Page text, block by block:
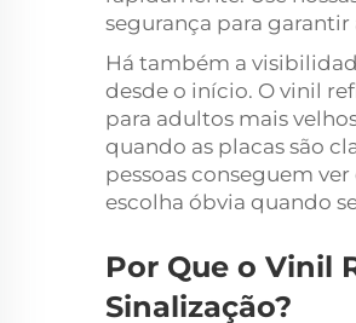
segurança para
Há também a
desde o início. O vinil
para adultos mais
quando as placas são
pessoas conseguem
escolha óbvia quando
Por Que o Vinil
Sinalização?